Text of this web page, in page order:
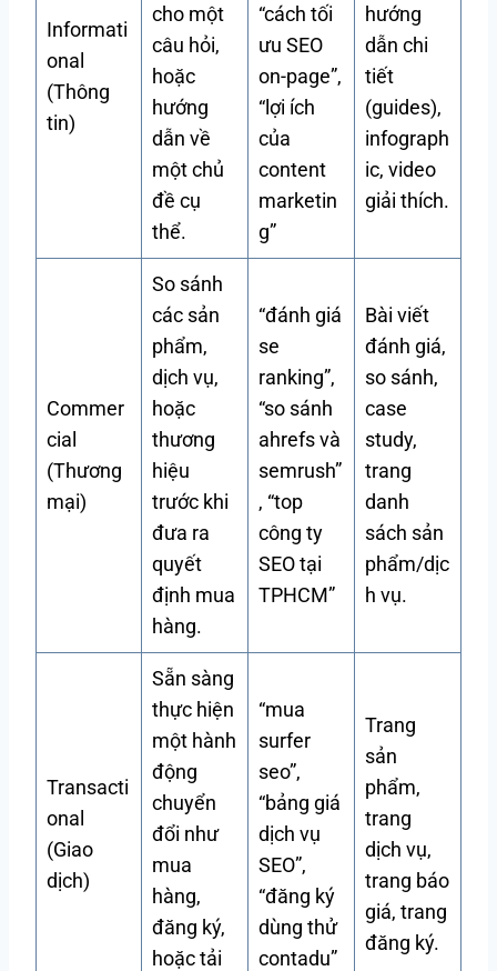
Informati
onal
(Thông
tin)
cho một
câu hỏi,
hoặc
hướng
dẫn về
một chủ
đề cụ
thể.
“cách tối
ưu SEO
on-page”,
“lợi ích
của
content
marketin
g”
hướng
dẫn chi
tiết
(guides),
infograph
ic, video
giải thích.
Commer
cial
(Thương
mại)
So sánh
các sản
phẩm,
dịch vụ,
hoặc
thương
hiệu
trước khi
đưa ra
quyết
định mua
hàng.
“đánh giá
se
ranking”,
“so sánh
ahrefs và
semrush”
, “top
công ty
SEO tại
TPHCM”
Bài viết
đánh giá,
so sánh,
case
study,
trang
danh
sách sản
phẩm/dịc
h vụ.
Transacti
onal
(Giao
dịch)
Sẵn sàng
thực hiện
một hành
động
chuyển
đổi như
mua
hàng,
đăng ký,
hoặc tải
“mua
surfer
seo”,
“bảng giá
dịch vụ
SEO”,
“đăng ký
dùng thử
contadu”
Trang
sản
phẩm,
trang
dịch vụ,
trang báo
giá, trang
đăng ký.